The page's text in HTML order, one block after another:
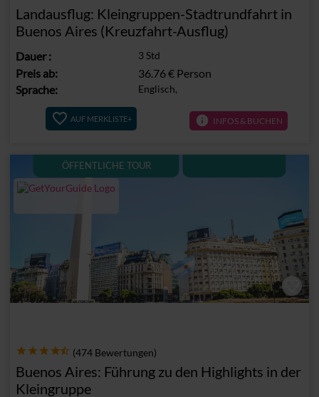
Landausflug: Kleingruppen-Stadtrundfahrt in
Buenos Aires (Kreuzfahrt-Ausflug)
Sprache:
Dauer:
Preis ab:
Englisch,
3 Std
36.76 € Person
AUF MERKLISTE+ info INFOS & BUCHEN
(474 Bewertungen)
Buenos Aires: Führung zu den Highlights in der
Kleingruppe
ÖFFENTLICHE TOUR